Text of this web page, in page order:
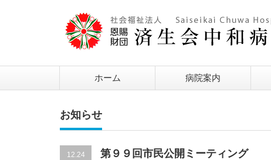
ホーム 病院案内
お知らせ
12.24
第９９回市民公開ミーティング